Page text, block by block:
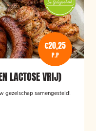
€20,25
P.P
LACTOSE VRIJ)
gezelschap samengesteld!